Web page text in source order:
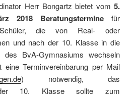
Herr Bongartz bietet vom 5.
2018 Beratungstermine für
die von Real- oder
und nach der 10. Klasse in die
des BvA-Gymnasiums wechseln
Terminvereinbarung per Mail
) notwendig, das
der 10. Klasse sollte zum